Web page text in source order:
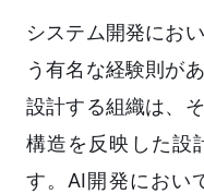
システム開発にお
う有名な経験則が
設計する組織は、
構造を反映した設
す。AI開発におい